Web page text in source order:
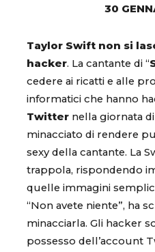
30
Taylor Swift non si
hacker. La cantante di “
cedere ai ricatti e alle
informatici che hanno
Twitter nella giornata
minacciato di rendere
sexy della cantante. La
trappola, rispondendo
quelle immagini
“Non avete niente”, ha
minacciarla. Gli hacker
possesso dell’account